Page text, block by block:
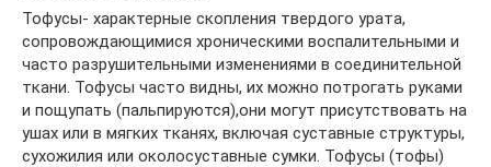
Тофусы- характерные скопления твердого урата,
сопровождающимися хроническими воспалительными и
часто разрушительными изменениями в соединительной
ткани. Тофусы часто видны, их можно потрогать руками
и пощупать (пальпируются),они могут присутствовать на
ушах или в мягких тканях, включая суставные структуры,
сухожилия или околосуставные сумки. Тофусы (тофы)